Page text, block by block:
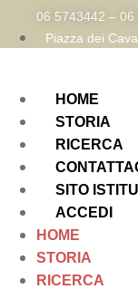
06 5743442 – 06
Piazza dei
HOME
STORIA
RICERCA
SITO
ACCEDI
HOME
STORIA
RICERCA